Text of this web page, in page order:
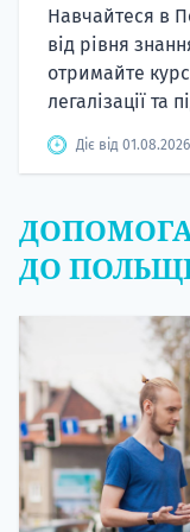
Навчайтеся в
від рівня
отримайте
легалізації та
Діє від
ДО